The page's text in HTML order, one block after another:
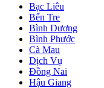
Bạc Liêu
Bến Tre
Bình Dương
Bình Phước
Cà Mau
Dịch Vụ
Đồng Nai
Hậu Giang